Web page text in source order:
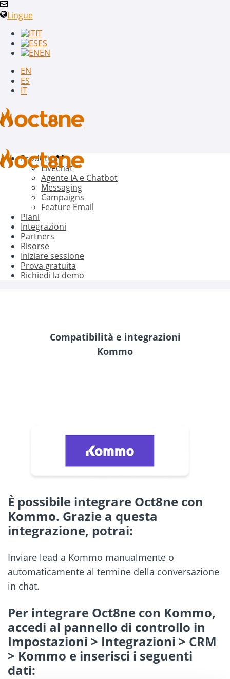
Lingue
IT
ES
EN
EN
ES
IT
Prodotto
Livechat
Agente IA e Chatbot
Messaging
Campaigns
Feature Email
Piani
Integrazioni
Partners
Risorse
Iniziare sessione
Prova gratuita
Richiedi la demo
Compatibilità e integrazioni
Kommo
È possibile integrare Oct8ne con
Kommo. Grazie a questa
integrazione, potrai:
Inviare lead a Kommo manualmente o
automaticamente al termine della conversazione
in chat.
Per integrare Oct8ne con Kommo,
accedi al pannello di controllo in
Impostazioni > Integrazioni > CRM
> Kommo e inserisci i seguenti
dati: